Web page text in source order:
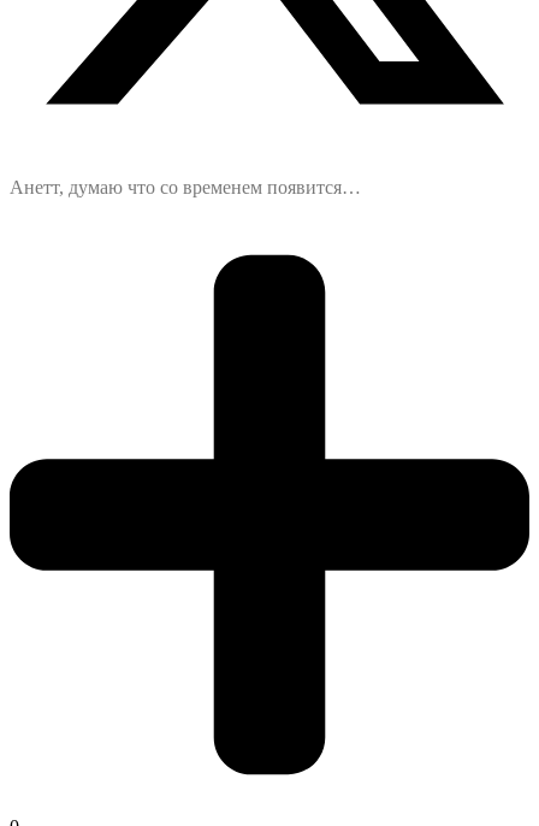
Анетт, думаю что со временем появится…